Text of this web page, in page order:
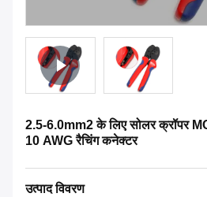
2.5-6.0mm2 के लिए सोलर क्रॉपर
10 AWG रैचिंग कनेक्टर
उत्पाद विवरण